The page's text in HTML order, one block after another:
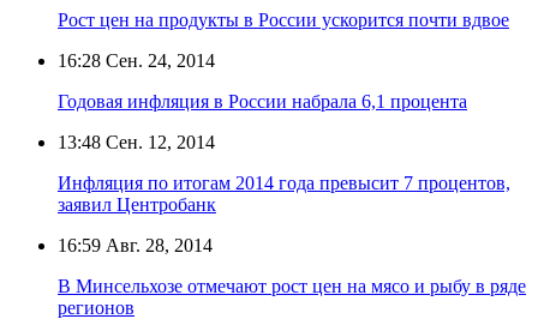
Рост цен на продукты в России ускорится почти вдвое
16:28 Сен. 24, 2014
Годовая инфляция в России набрала 6,1 процента
13:48 Сен. 12, 2014
Инфляция по итогам 2014 года превысит 7 процентов,
заявил Центробанк
16:59 Авг. 28, 2014
В Минсельхозе отмечают рост цен на мясо и рыбу в ряде
регионов